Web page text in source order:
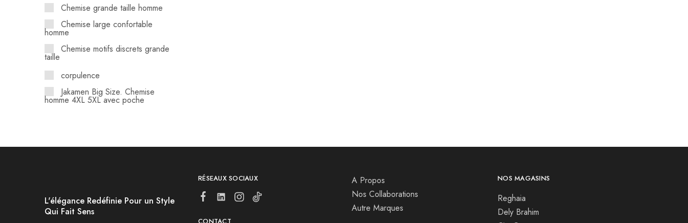
Chemise grande taille homme
Chemise large confortable
homme
Chemise motifs discrets grande
taille
corpulence
Jakamen Big Size. Chemise
homme 4XL 5XL avec poche
respirant
tour de taille
L'élégance Redéfinie Pour un Style
Qui Fait Sens
RÉSEAUX SOCIAUX
A Propos
Nos Collaborations
Autre Marques
NOS MAGASINS
Reghaia
Dely Brahim